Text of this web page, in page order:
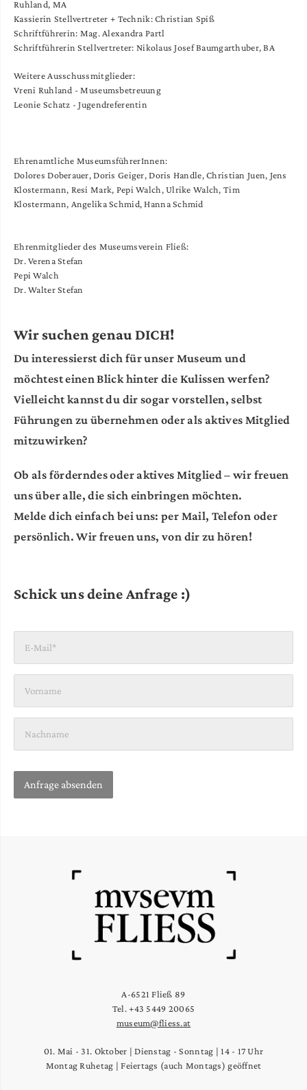
Ruhland, MA
Kassierin Stellvertreter + Technik: Christian Spiß
Schriftführerin: Mag. Alexandra Partl
Schriftführerin Stellvertreter: Nikolaus Josef Baumgarthuber, BA
Weitere Ausschussmitglieder:
Vreni Ruhland - Museumsbetreuung
Leonie Schatz - Jugendreferentin
Ehrenamtliche MuseumsführerInnen:
Dolores Doberauer, Doris Geiger, Doris Handle, Christian Juen, Jens
Klostermann, Resi Mark, Pepi Walch, Ulrike Walch, Tim
Klostermann, Angelika Schmid, Hanna Schmid
Ehrenmitglieder des Museumsverein Fließ:
Dr. Verena Stefan
Pepi Walch
Dr. Walter Stefan
Wir suchen genau DICH!
Du interessierst dich für unser Museum und
möchtest einen Blick hinter die Kulissen werfen?
Vielleicht kannst du dir sogar vorstellen, selbst
Führungen zu übernehmen oder als aktives Mitglied
mitzuwirken?
Ob als förderndes oder aktives Mitglied – wir freuen
uns über alle, die sich einbringen möchten.
Melde dich einfach bei uns: per Mail, Telefon oder
persönlich. Wir freuen uns, von dir zu hören!
Schick uns deine Anfrage :)
A-6521 Fließ 89
Tel. +43 5449 20065
museum@fliess.at
01. Mai - 31. Oktober | Dienstag - Sonntag | 14 - 17 Uhr
Montag Ruhetag | Feiertags (auch Montags) geöffnet